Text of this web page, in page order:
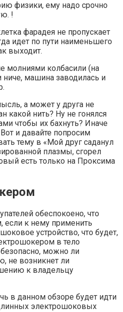
физики, ему надо срочно
!
фарадея не пропускает
идет по пути наименьшего
выходит.
колбасили (на
машина заводилась и
а может у друга не
какой нить? Ну не гонялся
чтобы их бахнуть? Иначе
и давайте попросим
тему в «Мой друг саданул
плазмы, сгорел
есть только на Проксима
обеспокоено, что
если к нему применить
устройство, что будет,
в тело
безопасно, можно ли
не возникнет ли
к владельцу
в данном обзоре будет идти
электрошоковых